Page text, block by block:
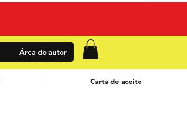
Área do autor
Carta de aceite